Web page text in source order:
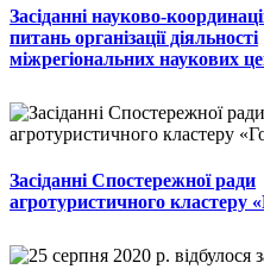
Засіданні науково-
питань організації діяльності
міжрегіональних наукових
Засіданні Спостережної ради
агротуристичного кластеру